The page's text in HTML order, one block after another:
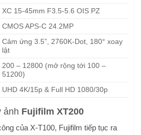
XC 15-45mm F3.5-5.6 OIS PZ
CMOS APS-C 24.2MP
Cảm ứng 3.5”, 2760K-Dot, 180° xoay
lật
200 – 12800 (mở rộng tới 100 –
51200)
UHD 4K/15p & Full HD 1080/30p
ảnh Fujifilm XT200
của X-T100, Fujifilm tiếp tục ra